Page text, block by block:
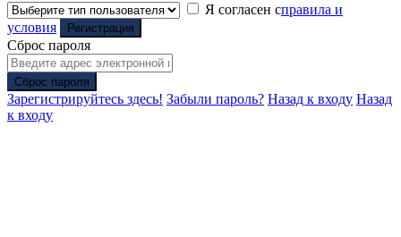
Я согласен справила и
условия
Регистрация
Сброс пароля
Сброс пароля
Зарегистрируйтесь здесь! Забыли пароль? Назад к входу Назад
к входу